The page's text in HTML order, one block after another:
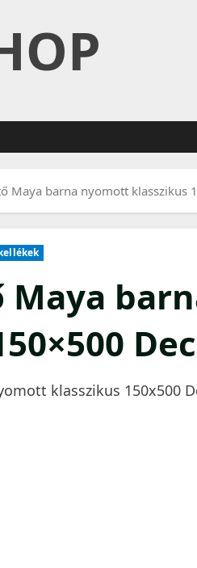
Maya barna nyomott klasszikus
klasszikus 150x500